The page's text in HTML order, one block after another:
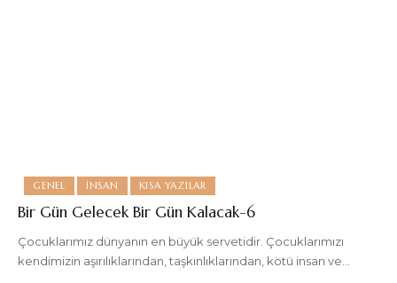
GENEL İNSAN KISA YAZILAR
Bir Gün Gelecek Bir Gün Kalacak-6
Çocuklarımız dünyanın en büyük servetidir. Çocuklarımızı
kendimizin aşırılıklarından, taşkınlıklarından, kötü insan ve